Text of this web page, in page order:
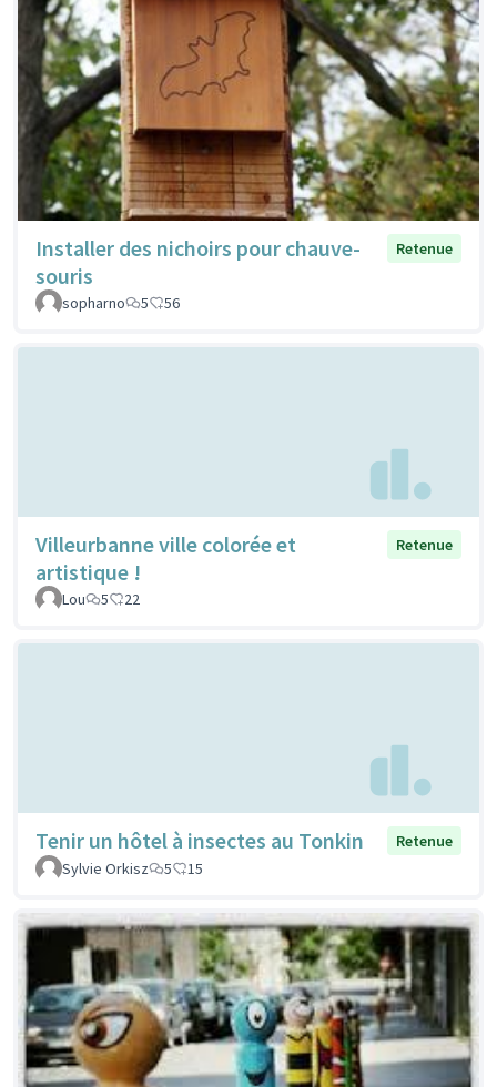
Installer des nichoirs pour chauve-
souris
Retenue
sopharno 5 56
Villeurbanne ville colorée et
artistique !
Retenue
Lou 5 22
Tenir un hôtel à insectes au Tonkin
Retenue
Sylvie Orkisz
5 15